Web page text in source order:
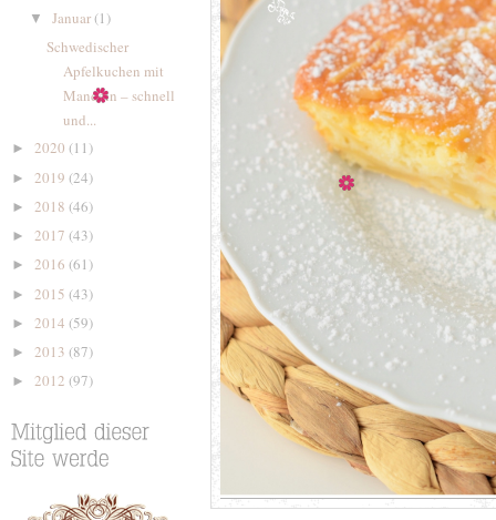
▼ Januar(1)
Schwedischer
Apfelkuchen mit
Mandeln – schnell
und...
► 2020 (11)
► 2019 (24)
► 2018 (46)
► 2017 (43)
► 2016 (61)
► 2015 (43)
► 2014 (59)
► 2013 (87)
► 2012 (97)